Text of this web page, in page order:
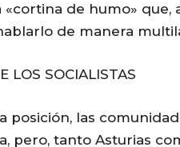
de humo» que,
de manera
LOS SOCIALISTAS
posición, las
pero, tanto Asturias